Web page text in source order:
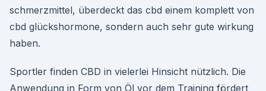
schmerzmittel, überdeckt das cbd einem komplett von
cbd glückshormone, sondern auch sehr gute wirkung
haben.
Sportler finden CBD in vielerlei Hinsicht nützlich. Die
Anwendung in Form von Öl vor dem Training fördert